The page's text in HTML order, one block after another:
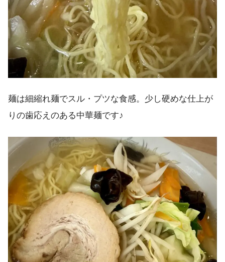
麺は細縮れ麺でスル・プツな食感。少し硬めな仕上が
りの歯応えのある中華麺です♪